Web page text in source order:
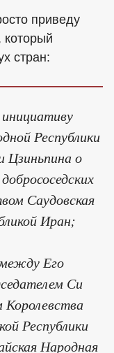
приведу
который
стран:
Республики
Цзиньпина о
Саудовская
Иран;
Его
Си
Королевства
Республики
Народная